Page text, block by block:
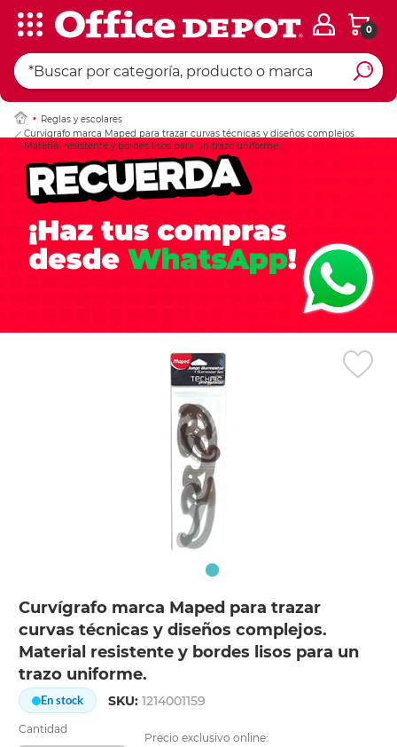
0
Reglas y escolares
Curvígrafo marca Maped para trazar curvas técnicas y diseños complejos.
Material resistente y bordes lisos para un trazo uniforme.
Curvígrafo marca Maped para trazar
curvas técnicas y diseños complejos.
Material resistente y bordes lisos para un
trazo uniforme.
En stock SKU:1214001159
Cantidad
Precio exclusivo online:
Ingresar Codigo